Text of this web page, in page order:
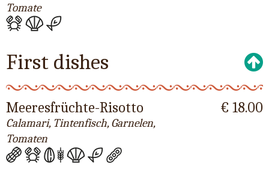
Tomate
First dishes
Meeresfrüchte-Risotto
Calamari, Tintenfisch, Garnelen,
Tomaten
€ 18.00